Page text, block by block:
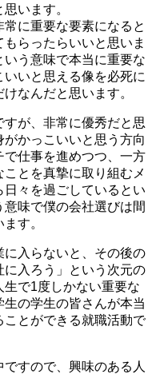
います。
に重要な要素になると
らったらいいと思いま
う意味で本当に重要な
いと思える像を必死に
なんだと思います。
が、非常に優秀だと思
かっこいいと思う方向
仕事を進めつつ、一方
とを真摯に取り組むメ
々を過ごしているとい
味で僕の会社選びは間
す。
に入らないと、その後の
入ろう」という次元の
で1度しかない重要な
の学生の皆さんが本当
とができる就職活動で
すので、興味のある人